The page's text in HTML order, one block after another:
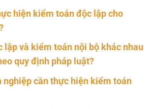
hiện kiểm toán độc lập cho
lập và kiểm toán nội bộ khác nhau
quy định pháp luật?
nghiệp cần thực hiện kiểm toán